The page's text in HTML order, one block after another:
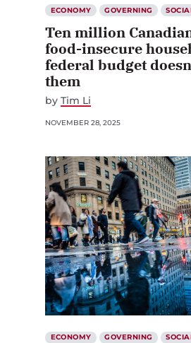
ECONOMY GOVERNING
Ten million
food-insecure
federal budget
them
by Tim Li
NOVEMBER 28, 2025
ECONOMY GOVERNING